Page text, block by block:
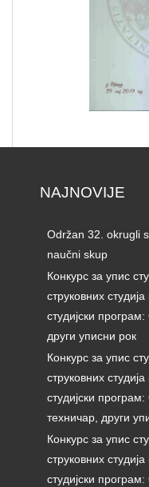
NAJNOVIJE
Održan 32. okrugli
naučni skup
Конкурс за упис
струковних
студијски
други уписни рок
Конкурс за упис
струковних
студијски
техничар, други
Конкурс за упис
струковних
студијски